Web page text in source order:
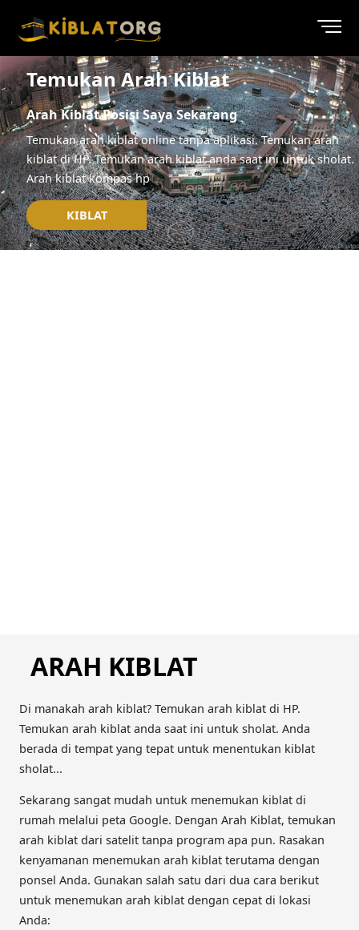
Temukan Arah Kiblat
Arah Kiblat Posisi Saya Sekarang
Temukan arah kiblat online tanpa aplikasi. Temukan arah
kiblat di HP. Temukan arah kiblat anda saat ini untuk sholat.
Arah kiblat kompas hp
KIBLAT
ARAH KIBLAT
Di manakah arah kiblat? Temukan arah kiblat di HP.
Temukan arah kiblat anda saat ini untuk sholat. Anda
berada di tempat yang tepat untuk menentukan kiblat
sholat...
Sekarang sangat mudah untuk menemukan kiblat di
rumah melalui peta Google. Dengan Arah Kiblat, temukan
arah kiblat dari satelit tanpa program apa pun. Rasakan
kenyamanan menemukan arah kiblat terutama dengan
ponsel Anda. Gunakan salah satu dari dua cara berikut
untuk menemukan arah kiblat dengan cepat di lokasi
Anda: